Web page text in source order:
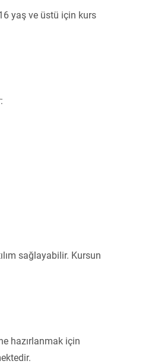
yaş ve üstü için kurs
sağlayabilir. Kursun
hazırlanmak için